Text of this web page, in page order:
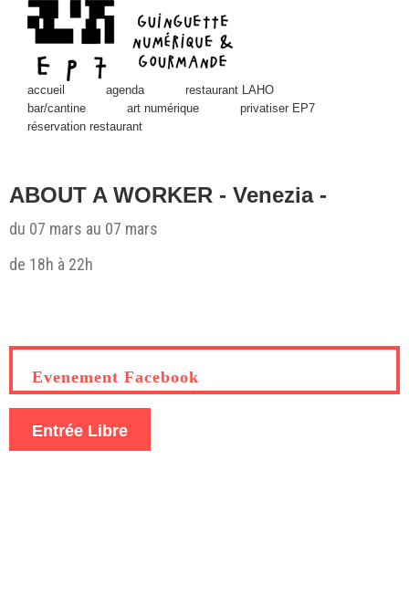
content
accueil agenda
restaurant LAHO
bar/cantine
art numérique
privatiser EP7
réservation restaurant
ABOUT A WORKER - Venezia -
du 07 mars au 07 mars
de 18h à 22h
Image
Evenement Facebook
Entrée Libre